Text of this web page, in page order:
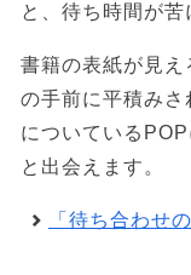
と、待ち時間が苦
書籍の表紙が見え
の手前に平積み
についている
と出会えます。
「待ち合わせ